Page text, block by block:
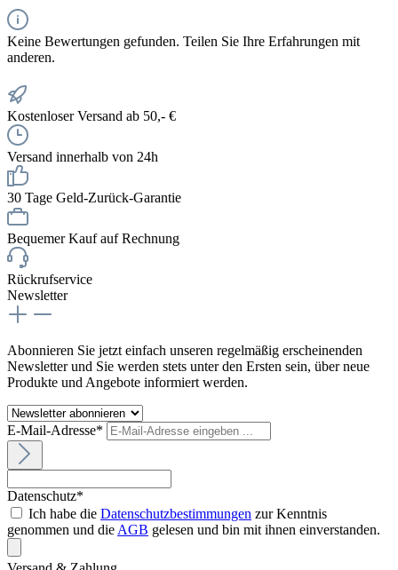
Keine Bewertungen gefunden. Teilen Sie Ihre Erfahrungen mit
anderen.
Kostenloser Versand ab 50,- €
Versand innerhalb von 24h
30 Tage Geld-Zurück-Garantie
Bequemer Kauf auf Rechnung
Rückrufservice
Newsletter
Abonnieren Sie jetzt einfach unseren regelmäßig erscheinenden
Newsletter und Sie werden stets unter den Ersten sein, über neue
Produkte und Angebote informiert werden.
E-Mail-Adresse*
Datenschutz*
Ich habe die Datenschutzbestimmungen zur Kenntnis
genommen und die AGB gelesen und bin mit ihnen einverstanden.